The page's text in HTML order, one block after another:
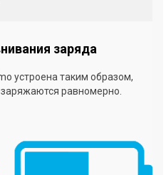
заряда
устроена таким образом,
равномерно.